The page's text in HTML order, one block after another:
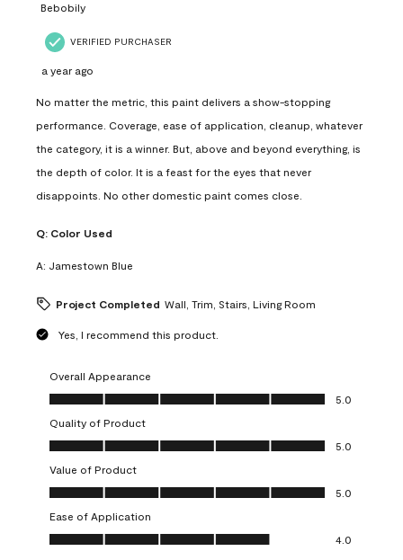
Bebobily
VERIFIED PURCHASER
a year ago
No matter the metric, this paint delivers a show-stopping
performance. Coverage, ease of application, cleanup, whatever
the category, it is a winner. But, above and beyond everything, is
the depth of color. It is a feast for the eyes that never
disappoints. No other domestic paint comes close.
Q: Color Used
A: Jamestown Blue
Project Completed Wall, Trim, Stairs, Living Room
Yes, I recommend this product.
Overall Appearance
Overall Appearance, 5.0 out of 5
5.0
Quality of Product
Quality of Product, 5.0 out of 5
5.0
Value of Product
Value of Product, 5.0 out of 5
5.0
Ease of Application
Ease of Application, 4.0 out of 5
4.0